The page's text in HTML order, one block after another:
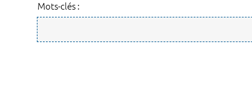
Mots-clés :